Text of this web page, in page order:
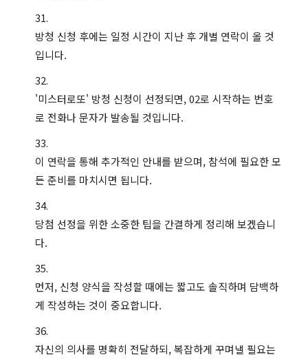
방청 신청 후에는 일정 시간이 지난 후 개별 연락이 올 것
입니다.
'미스터로또' 방청 신청이 선정되면, 02로 시작하는 번호
로 전화나 문자가 발송될 것입니다.
이 연락을 통해 추가적인 안내를 받으며, 참석에 필요한 모
든 준비를 마치시면 됩니다.
당첨 선정을 위한 소중한 팁을 간결하게 정리해 보겠습니
다.
먼저, 신청 양식을 작성할 때에는 짧고도 솔직하며 담백하
게 작성하는 것이 중요합니다.
자신의 의사를 명확히 전달하되, 복잡하게 꾸며낼 필요는